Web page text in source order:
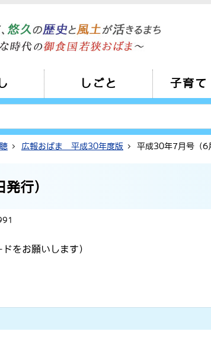
しごと 子育て
広報おばま 平成30年度版 平成30年7月号（6
行）
をお願いします）